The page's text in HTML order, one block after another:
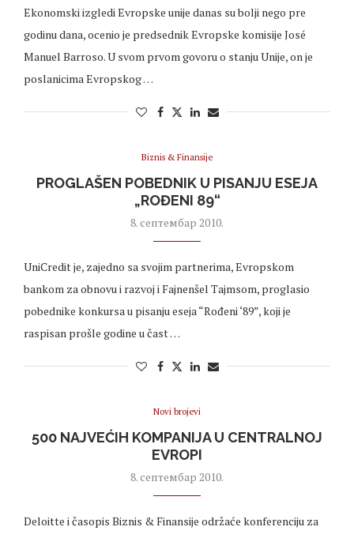
Ekonomski izgledi Evropske unije danas su bolji nego pre
godinu dana, ocenio je predsednik Evropske komisije José
Manuel Barroso. U svom prvom govoru o stanju Unije, on je
poslanicima Evropskog …
Biznis & Finansije
PROGLAŠEN POBEDNIK U PISANJU ESEJA
„ROĐENI 89“
8. септембар 2010.
UniCredit je, zajedno sa svojim partnerima, Evropskom
bankom za obnovu i razvoj i Fajnenšel Tajmsom, proglasio
pobednike konkursa u pisanju eseja “Rođeni ‘89”, koji je
raspisan prošle godine u čast …
Novi brojevi
500 NAJVEĆIH KOMPANIJA U CENTRALNOJ
EVROPI
8. септембар 2010.
Deloitte i časopis Biznis & Finansije održaće konferenciju za